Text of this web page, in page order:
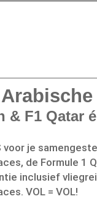
& F1 Qatar
voor je
de Formule 1
inclusief
VOL = VOL!